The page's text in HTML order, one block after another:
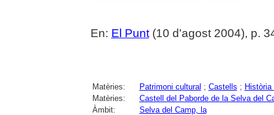
En: El Punt(10 d'agost 2004), p.
Matèries: Patrimoni cultural ; Castells ; Història
Matèries:
Castell del Paborde de la Selva del
Àmbit:
Selva del Camp, la